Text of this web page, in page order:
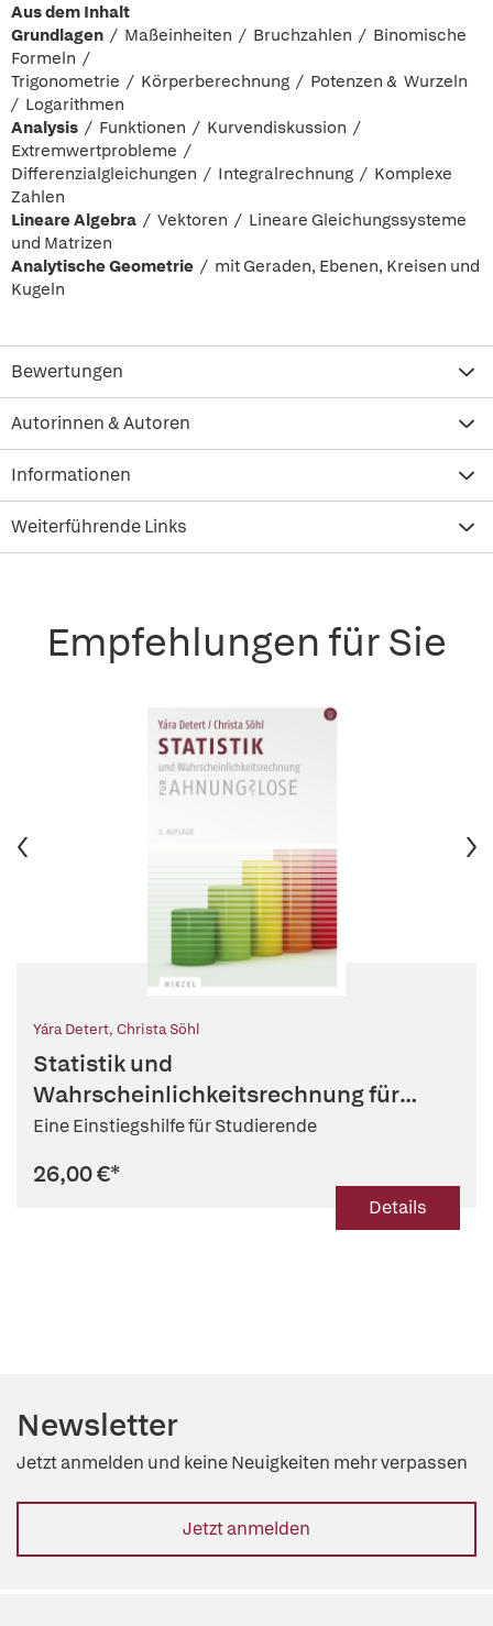
Aus dem Inhalt
Grundlagen / Maßeinheiten / Bruchzahlen / Binomische
Formeln /
Trigonometrie / Körperberechnung / Potenzen & Wurzeln
/ Logarithmen
Analysis / Funktionen / Kurvendiskussion /
Extremwertprobleme /
Differenzialgleichungen / Integralrechnung / Komplexe
Zahlen
Lineare Algebra / Vektoren / Lineare Gleichungssysteme
und Matrizen
Analytische Geometrie / mit Geraden, Ebenen, Kreisen und
Kugeln
Bewertungen
Autorinnen & Autoren
Informationen
Weiterführende Links
Empfehlungen für Sie
Yára Detert, Christa Söhl
Statistik und
Wahrscheinlichkeitsrechnung für
Ahnungslose
Eine Einstiegshilfe für Studierende
26,00 €*
Details
Newsletter
Jetzt anmelden und keine Neuigkeiten mehr verpassen
Jetzt anmelden